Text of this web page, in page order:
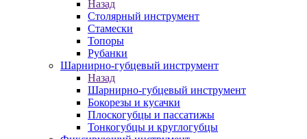
Назад
Столярный инструмент
Стамески
Топоры
Рубанки
Шарнирно-губцевый инструмент
Назад
Шарнирно-губцевый инструмент
Бокорезы и кусачки
Плоскогубцы и пассатижы
Тонкогубцы и круглогубцы